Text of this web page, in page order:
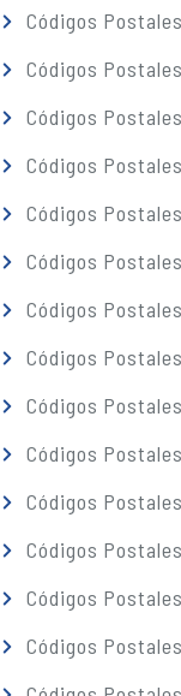
Códigos
Códigos
Códigos
Códigos
Códigos
Códigos
Códigos
Códigos
Códigos
Códigos
Códigos
Códigos
Códigos
Códigos